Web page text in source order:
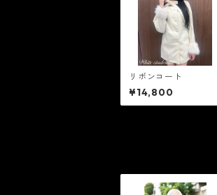
リボンコート
¥14,800